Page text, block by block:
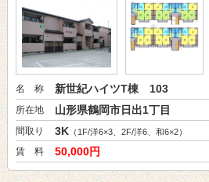
名 称 新世紀ハイツT棟 103
所在地 山形県鶴岡市日出1丁目
間取り 3K（1F/洋6×3、2F/洋6、和6×2）
賃 料 50,000円